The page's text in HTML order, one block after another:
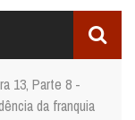
13, Parte 8 -
da franquia